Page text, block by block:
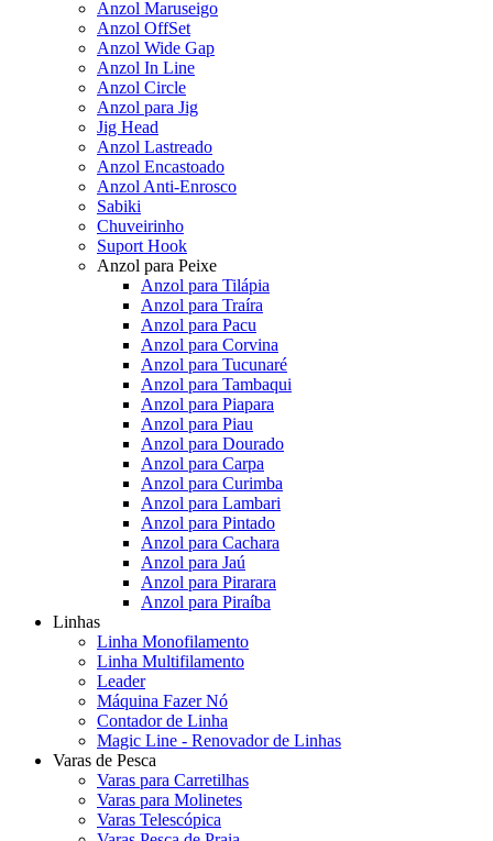
Anzol Maruseigo
Anzol OffSet
Anzol Wide Gap
Anzol In Line
Anzol Circle
Anzol para Jig
Jig Head
Anzol Lastreado
Anzol Encastoado
Anzol Anti-Enrosco
Sabiki
Chuveirinho
Suport Hook
Anzol para Peixe
Anzol para Tilápia
Anzol para Traíra
Anzol para Pacu
Anzol para Corvina
Anzol para Tucunaré
Anzol para Tambaqui
Anzol para Piapara
Anzol para Piau
Anzol para Dourado
Anzol para Carpa
Anzol para Curimba
Anzol para Lambari
Anzol para Pintado
Anzol para Cachara
Anzol para Jaú
Anzol para Pirarara
Anzol para Piraíba
Linhas
Linha Monofilamento
Linha Multifilamento
Leader
Máquina Fazer Nó
Contador de Linha
Magic Line - Renovador de Linhas
Varas de Pesca
Varas para Carretilhas
Varas para Molinetes
Varas Telescópica